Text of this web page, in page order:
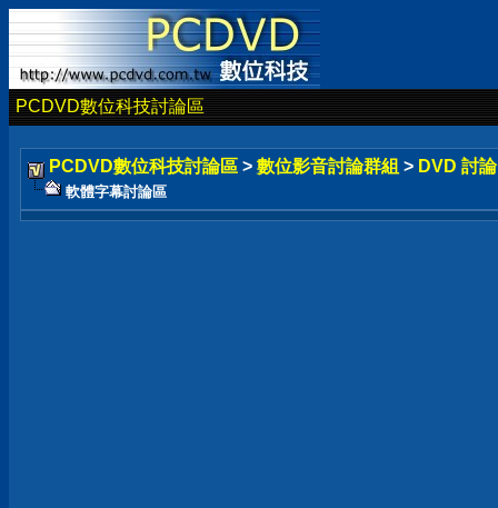
PCDVD數位科技討論區
PCDVD數位科技討論區 > 數位影音討論群組 > DVD 討
軟體字幕討論區